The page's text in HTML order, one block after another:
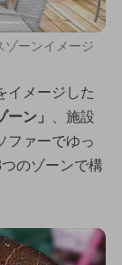
ゾーンイメージ
イメージした
ーン」
、施設
ファーでゆっ
のゾーンで構